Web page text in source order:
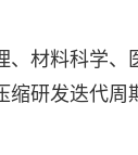
材料科学
研发迭代周